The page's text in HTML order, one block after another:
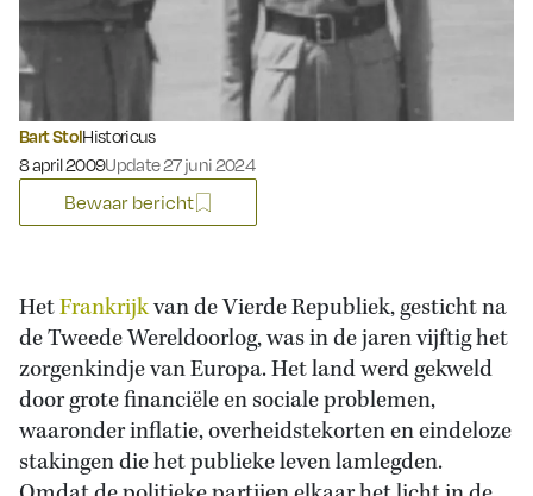
Bart StolHistoricus
Gepubliceerd op:
8 april 2009Update 27 juni 2024
Bewaar bericht
HetFrankrijkvan de Vierde Republiek, gesticht na
de Tweede Wereldoorlog, was in de jaren vijftig het
zorgenkindje van Europa. Het land werd gekweld
door grote financiële en sociale problemen,
waaronder inflatie, overheidstekorten en eindeloze
stakingen die het publieke leven lamlegden.